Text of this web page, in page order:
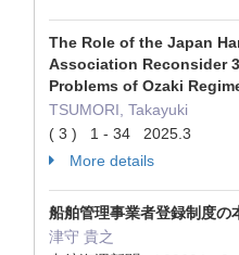
The Role of the Japan
Association Reconsider
Problems of Ozaki
TSUMORI, Takayuki
( 3 ) 1 - 34 2025.3
More details
船舶管理事業者登録制度の
津守 貴之